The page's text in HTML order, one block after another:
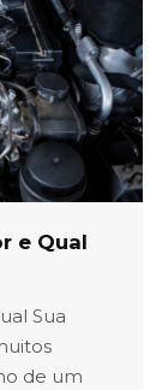
e Qual
Sua
de um